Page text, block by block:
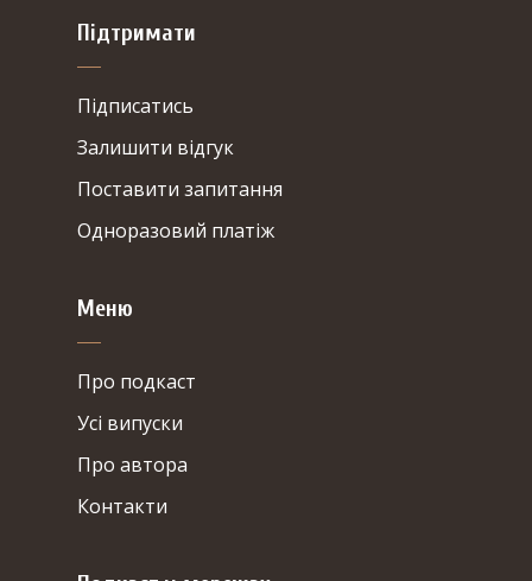
Підтримати
Підписатись
Залишити відгук
Поставити запитання
Одноразовий платіж
Меню
Про подкаст
Усі випуски
Про автора
Контакти